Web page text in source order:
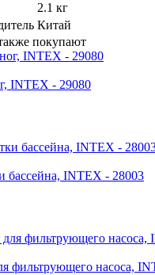
2.1 кг
Китай
покупают
INTEX - 29080
бассейна, INTEX - 28003
фильтрующего насоса,